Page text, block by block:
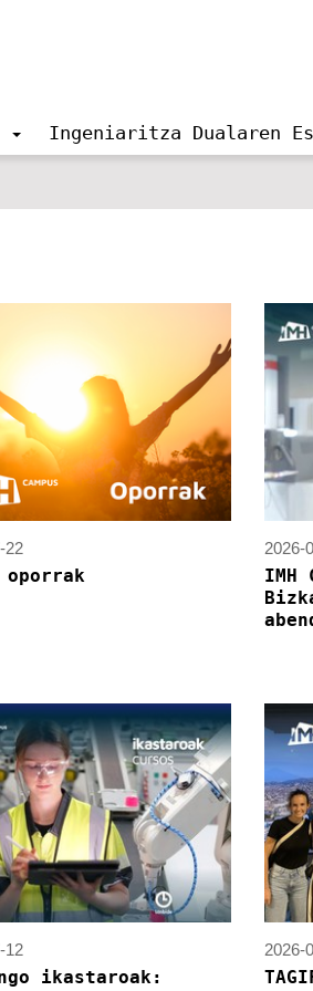
Ingeniaritza Dualaren
22
oporrak
2026-
IMH
12
ikastaroak:
2026-